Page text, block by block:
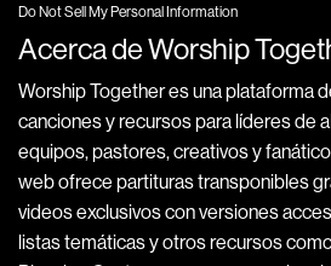
Do Not Sell My Personal Information
Acerca de Worship
Worship Together es una plataforma
canciones y recursos para líderes de
equipos, pastores, creativos y
web ofrece partituras transponibles
videos exclusivos con versiones
listas temáticas y otros recursos